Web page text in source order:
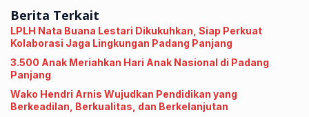
Berita Terkait
LPLH Nata Buana Lestari Dikukuhkan, Siap Perkuat
Kolaborasi Jaga Lingkungan Padang Panjang
3.500 Anak Meriahkan Hari Anak Nasional di Padang
Panjang
Wako Hendri Arnis Wujudkan Pendidikan yang
Berkeadilan, Berkualitas, dan Berkelanjutan